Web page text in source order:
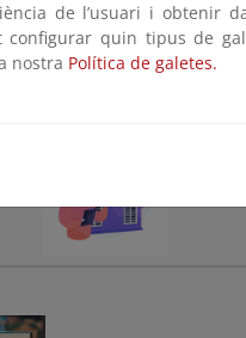
proveedores de
de servicios
de l’usuari i obtenir
quin tipus de
nostra Política de galetes.